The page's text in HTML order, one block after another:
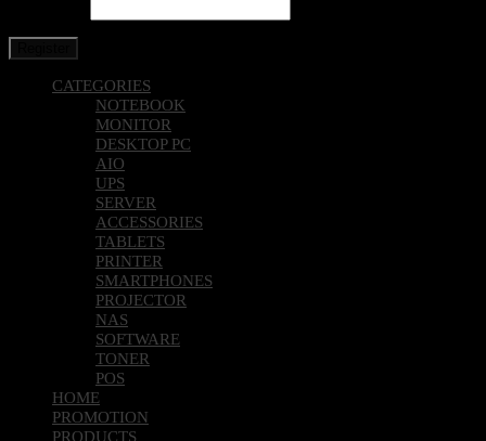
CATEGORIES
NOTEBOOK
MONITOR
DESKTOP PC
AIO
UPS
SERVER
ACCESSORIES
TABLETS
PRINTER
SMARTPHONES
PROJECTOR
NAS
SOFTWARE
TONER
POS
HOME
PROMOTION
PRODUCTS